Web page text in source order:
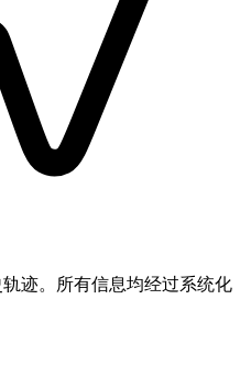
迹。所有信息均经过系统化